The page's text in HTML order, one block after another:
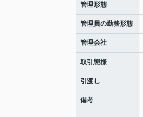
管理形態
管理員の勤務形態
管理会社
取引態様
引渡し
備考